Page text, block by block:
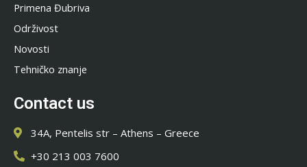
Primena Đubriva
Održivost
Novosti
Tehničko znanje
Contact us
34A, Pentelis str – Athens – Greece
+30 213 003 7600